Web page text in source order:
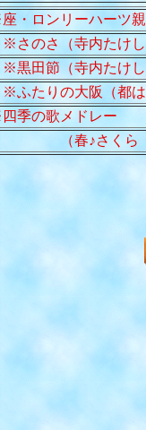
・ロンリーハーツ
さのさ（寺内たけ
黒田節（寺内たけ
ふたりの大阪（都
季の歌メドレー
春♪さくら 夏♪